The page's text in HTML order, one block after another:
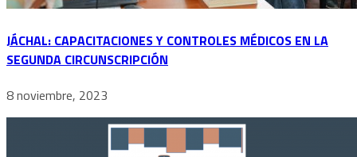
JÁCHAL: CAPACITACIONES Y CONTROLES MÉDICOS EN LA
SEGUNDA CIRCUNSCRIPCIÓN
8 noviembre, 2023